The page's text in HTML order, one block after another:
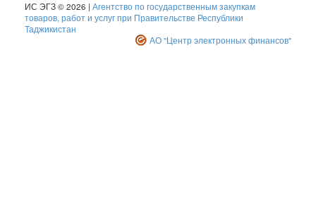
ИС ЭГЗ © 2026 | Агентство по государственным закупкам
товаров, работ и услуг при Правительстве Республики
Таджикистан
АО "Центр электронных финансов"